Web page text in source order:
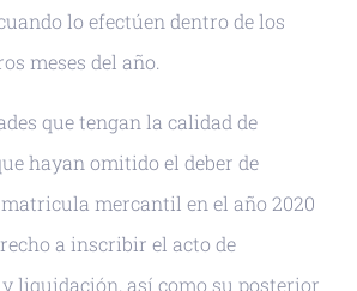
lo efectúen dentro de los
meses del año.
que tengan la calidad de
hayan omitido el deber de
mercantil en el año 2020
a inscribir el acto de
liquidación, así como su posterior